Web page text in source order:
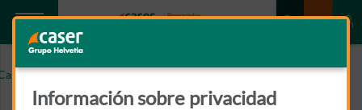
JOSE MANUEL NIETO DIRECTOR DEL NEGOCIO
Información sobre privacidad